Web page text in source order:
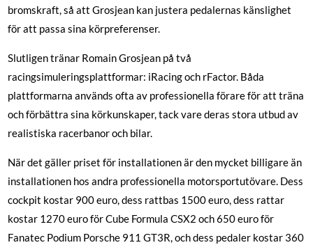
bromskraft, så att Grosjean kan justera pedalernas känslighet
för att passa sina körpreferenser.
Slutligen tränar Romain Grosjean på två
racingsimuleringsplattformar: iRacing och rFactor. Båda
plattformarna används ofta av professionella förare för att träna
och förbättra sina körkunskaper, tack vare deras stora utbud av
realistiska racerbanor och bilar.
När det gäller priset för installationen är den mycket billigare än
installationen hos andra professionella motorsportutövare. Dess
cockpit kostar 900 euro, dess rattbas 1500 euro, dess rattar
kostar 1270 euro för Cube Formula CSX2 och 650 euro för
Fanatec Podium Porsche 911 GT3R, och dess pedaler kostar 360